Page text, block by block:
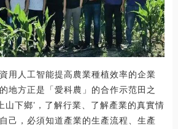
用人工智能提高農業種植效率的企業
地方正是「愛科農」的合作示范田之
山下鄉’，了解行業、了解產業的真實情
己，必須知道產業的生產流程、生產